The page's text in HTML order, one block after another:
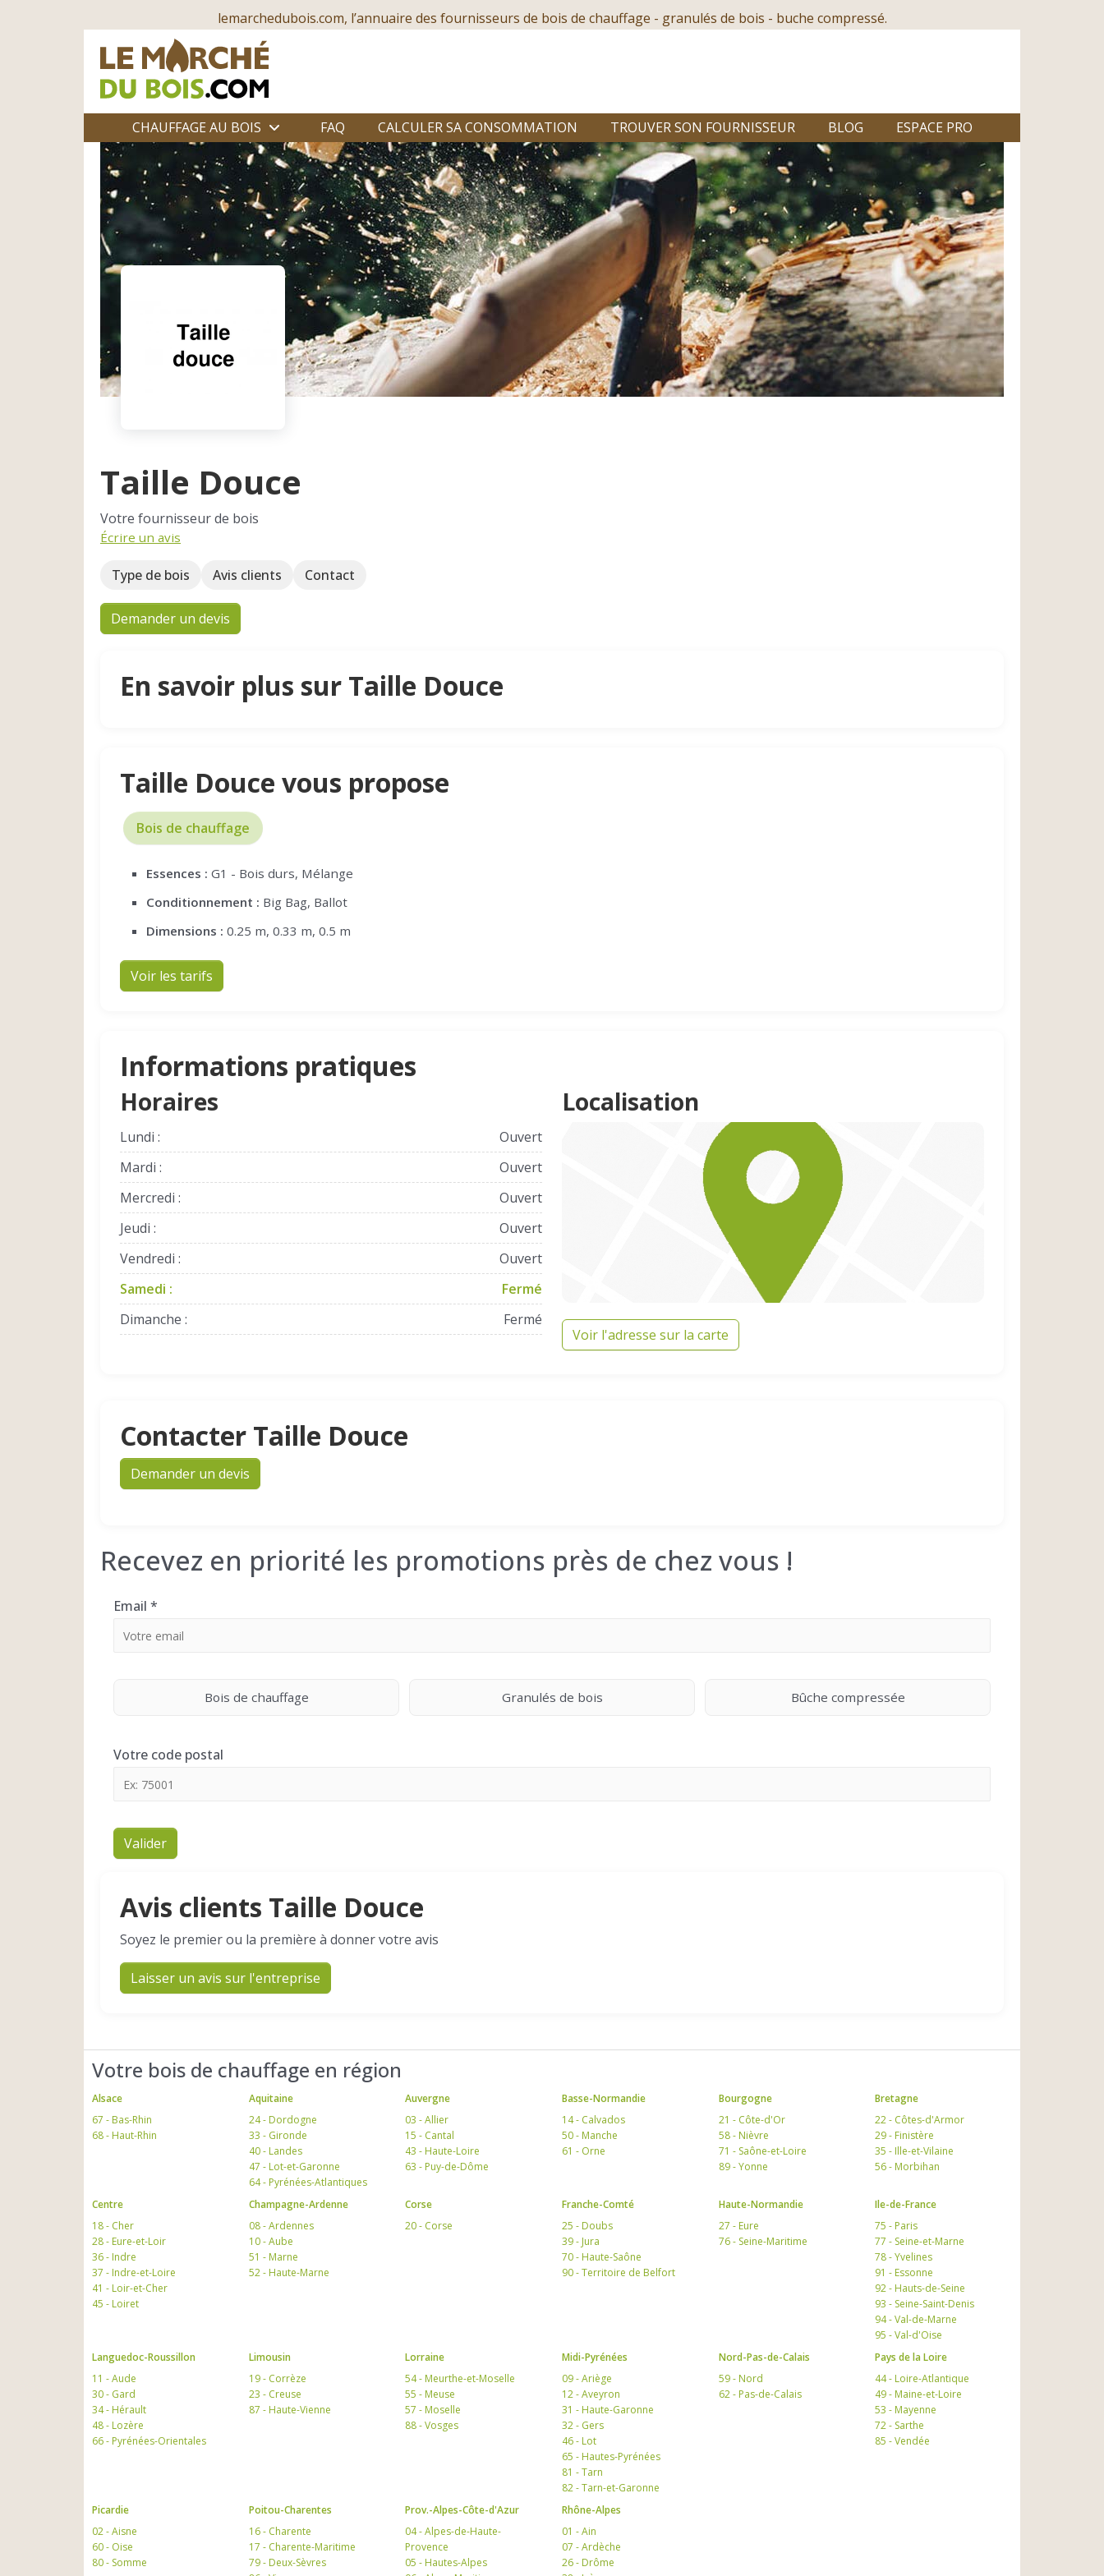
lemarchedubois.com, l’annuaire des fournisseurs de bois de chauffage - granulés de bois - buche compressé.
CHAUFFAGE AU BOIS FAQ CALCULER SA CONSOMMATION TROUVER SON FOURNISSEUR BLOG ESPACE PRO
Taille Douce
Votre fournisseur de bois
Écrire un avis
Type de bois Avis clients Contact
Demander un devis
En savoir plus sur Taille Douce
Taille Douce vous propose
Bois de chauffage
Essences : G1 - Bois durs, Mélange
Conditionnement : Big Bag, Ballot
Dimensions : 0.25 m, 0.33 m, 0.5 m
Voir les tarifs
Informations pratiques
Horaires
Lundi :
Ouvert
Mardi :
Ouvert
Mercredi :
Ouvert
Jeudi :
Ouvert
Vendredi :
Ouvert
Samedi :
Fermé
Dimanche :
Fermé
Localisation
Voir l'adresse sur la carte
Contacter Taille Douce
Demander un devis
Recevez en priorité les promotions près de chez vous !
Email *
Bois de chauffage Granulés de bois Bûche compressée
Votre code postal
Valider
Avis clients Taille Douce
Soyez le premier ou la première à donner votre avis
Laisser un avis sur l'entreprise
Votre bois de chauffage en région
Alsace
67 - Bas-Rhin
68 - Haut-Rhin
Aquitaine
24 - Dordogne
33 - Gironde
40 - Landes
47 - Lot-et-Garonne
64 - Pyrénées-Atlantiques
Auvergne
03 - Allier
15 - Cantal
43 - Haute-Loire
63 - Puy-de-Dôme
Basse-Normandie
14 - Calvados
50 - Manche
61 - Orne
Bourgogne
21 - Côte-d'Or
58 - Nièvre
71 - Saône-et-Loire
89 - Yonne
Bretagne
22 - Côtes-d'Armor
29 - Finistère
35 - Ille-et-Vilaine
56 - Morbihan
Centre
18 - Cher
28 - Eure-et-Loir
36 - Indre
37 - Indre-et-Loire
41 - Loir-et-Cher
45 - Loiret
Champagne-Ardenne
08 - Ardennes
10 - Aube
51 - Marne
52 - Haute-Marne
Corse
20 - Corse
Franche-Comté
25 - Doubs
39 - Jura
70 - Haute-Saône
90 - Territoire de Belfort
Haute-Normandie
27 - Eure
76 - Seine-Maritime
Ile-de-France
75 - Paris
77 - Seine-et-Marne
78 - Yvelines
91 - Essonne
92 - Hauts-de-Seine
93 - Seine-Saint-Denis
94 - Val-de-Marne
95 - Val-d'Oise
Languedoc-Roussillon
11 - Aude
30 - Gard
34 - Hérault
48 - Lozère
66 - Pyrénées-Orientales
Limousin
19 - Corrèze
23 - Creuse
87 - Haute-Vienne
Lorraine
54 - Meurthe-et-Moselle
55 - Meuse
57 - Moselle
88 - Vosges
Midi-Pyrénées
09 - Ariège
12 - Aveyron
31 - Haute-Garonne
32 - Gers
46 - Lot
65 - Hautes-Pyrénées
81 - Tarn
82 - Tarn-et-Garonne
Nord-Pas-de-Calais
59 - Nord
62 - Pas-de-Calais
Pays de la Loire
44 - Loire-Atlantique
49 - Maine-et-Loire
53 - Mayenne
72 - Sarthe
85 - Vendée
Picardie
02 - Aisne
60 - Oise
80 - Somme
Poitou-Charentes
16 - Charente
17 - Charente-Maritime
79 - Deux-Sèvres
Prov.-Alpes-Côte-d'Azur
04 - Alpes-de-Haute-
Provence
05 - Hautes-Alpes
Rhône-Alpes
01 - Ain
07 - Ardèche
26 - Drôme